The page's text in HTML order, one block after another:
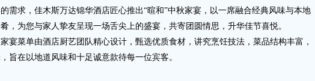
需求，佳木斯万达锦华酒店匠心推出“暄和”中秋家宴，以一席融合经典风味与本地
，为您与家人挚友呈现一场舌尖上的盛宴，共寄团圆情思，升华佳节喜悦。
菜单由酒店厨艺团队精心设计，甄选优质食材，讲究烹饪技法，菜品结构丰富，
旨在以地道风味和十足诚意款待每一位宾客。